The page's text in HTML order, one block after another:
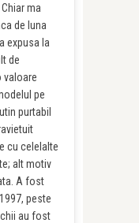
Chiar ma
de luna
expusa la
de
valoare
pe
purtabil
cu celelalte
alt motiv
A fost
peste
au fost